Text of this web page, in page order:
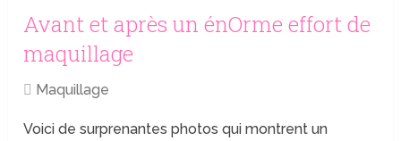
Avant et après un énOrme effort de
maquillage
Maquillage
Voici de surprenantes photos qui montrent un